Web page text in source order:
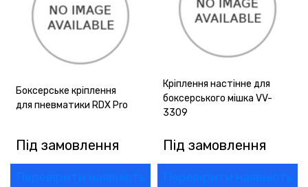
Боксерське кріплення
для пневматики RDX Pro
Під замовлення
Перевірити наявність
Кріплення настінне для
боксерського мішка VV-
3309
Під замовлення
Перевірити наявність